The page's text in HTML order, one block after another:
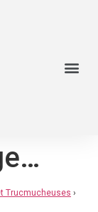
Trucmucheuses ›